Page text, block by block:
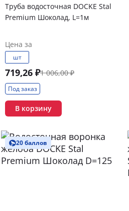
Труба водосточная DOCKE Stal
Premium Шоколад, L=1м
Цена за
шт
719,26 ₽1 006,00 ₽
Под заказ
В корзину
20 баллов